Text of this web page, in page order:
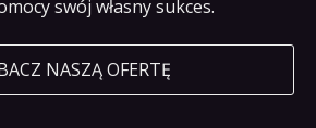
swój własny sukces.
NASZĄ OFERTĘ